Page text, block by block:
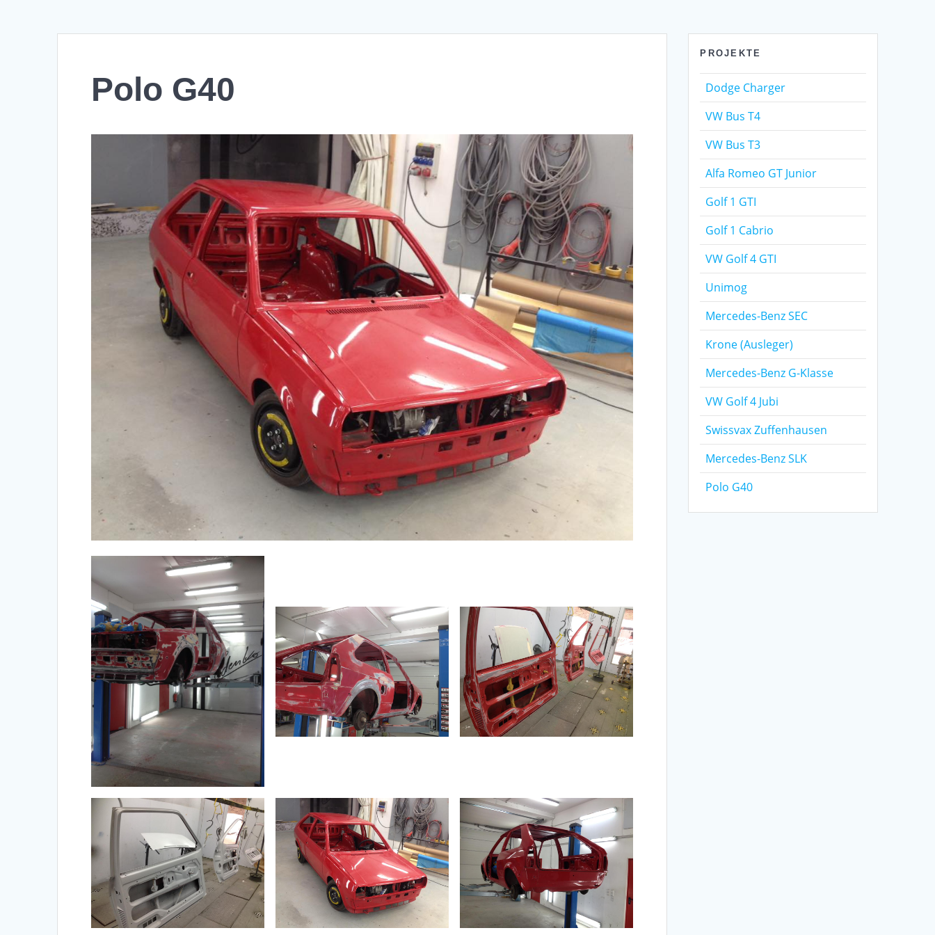
Polo G40
PROJEKTE
Dodge Charger
VW Bus T4
VW Bus T3
Alfa Romeo GT Junior
Golf 1 GTI
Golf 1 Cabrio
VW Golf 4 GTI
Unimog
Mercedes-Benz SEC
Krone (Ausleger)
Mercedes-Benz G-Klasse
VW Golf 4 Jubi
Swissvax Zuffenhausen
Mercedes-Benz SLK
Polo G40